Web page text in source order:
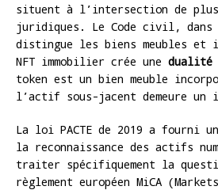
situent à l’intersection de
juridiques. Le Code civil,
distingue les biens meubles et
NFT immobilier crée une dualité
token est un bien meuble
l’actif sous-jacent demeure un
La loi PACTE de 2019 a fourni
la reconnaissance des actifs
traiter spécifiquement la
règlement européen MiCA